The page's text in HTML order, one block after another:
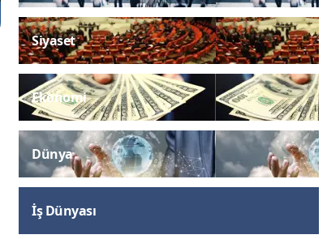
Siyaset
Ekonomi
Dünya
İş Dünyası